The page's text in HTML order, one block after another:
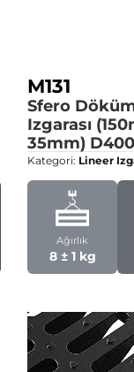
M131
Sfero
Izgarası
35mm) D400
Kategori: Lineer
Ağırlık
8 ± 1 kg